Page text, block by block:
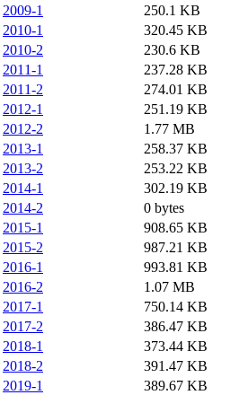
2009-1
250.1 KB
2010-1
320.45 KB
2010-2
230.6 KB
2011-1
237.28 KB
2011-2
274.01 KB
2012-1
251.19 KB
2012-2
1.77 MB
2013-1
258.37 KB
2013-2
253.22 KB
2014-1
302.19 KB
2014-2
0 bytes
2015-1
908.65 KB
2015-2
987.21 KB
2016-1
993.81 KB
2016-2
1.07 MB
2017-1
750.14 KB
2017-2
386.47 KB
2018-1
373.44 KB
2018-2
391.47 KB
2019-1
389.67 KB